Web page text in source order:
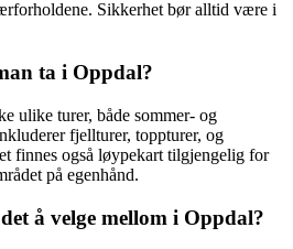
Sikkerhet bør alltid være i
ta i Oppdal?
ulike turer, både sommer- og
fjellturer, toppturer, og
finnes også løypekart tilgjengelig for
på egenhånd.
å velge mellom i Oppdal?